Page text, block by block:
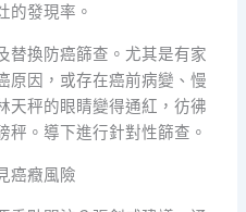
的發現率。
替換防癌篩查。尤其是有家
原因，或存在癌前病變、慢
天秤的眼睛變得通紅，彷彿
秤。導下進行針對性篩查。
癌癥風險